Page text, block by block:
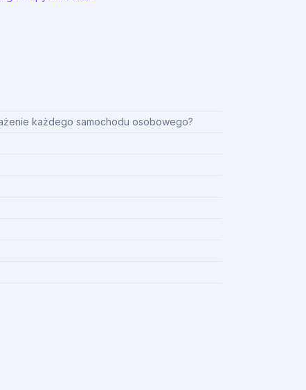
każdego samochodu osobowego?